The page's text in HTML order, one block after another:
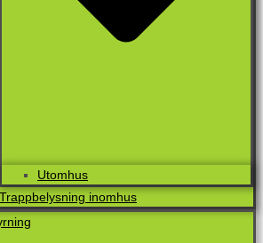
Utomhus
Trappbelysning inomhus